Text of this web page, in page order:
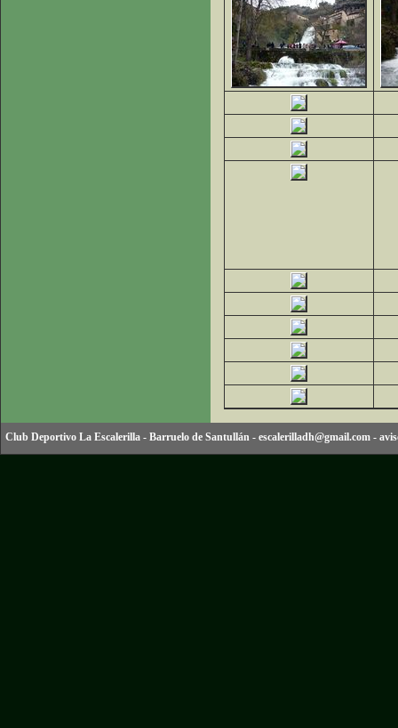
Club Deportivo La Escalerilla - Barruelo de Santullán - escalerilladh@gmail.com -